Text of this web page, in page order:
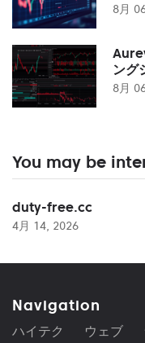
8月
ング
8月
You may be
duty-free.cc
4月 14, 2026
Navigation
ハイテク ウェブ